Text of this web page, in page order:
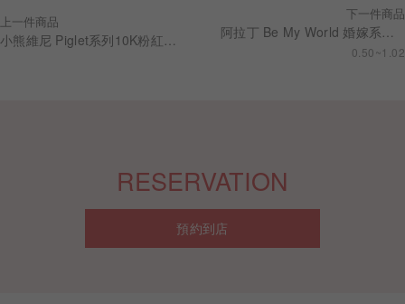
上一件商品 下一件商品
阿拉丁 Be My World 婚嫁系列 求婚鑽戒 RSDA01
0.50~1.02
RESERVATION
預約到店